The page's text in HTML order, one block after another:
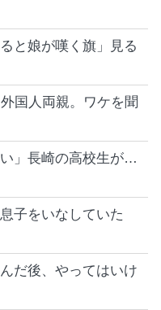
と娘が嘆く旗」見る
国人両親。ワケを聞
」長崎の高校生が…
子をいなしていた
だ後、やってはいけ